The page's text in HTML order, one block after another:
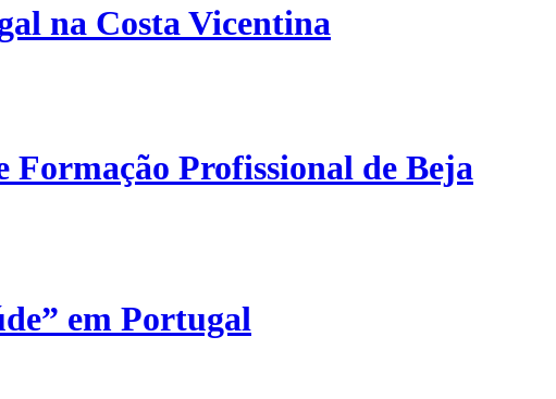
na Costa Vicentina
Profissional de Beja
em Portugal